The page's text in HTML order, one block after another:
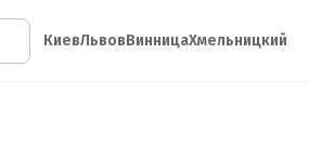
КиевЛьвовВинницаХмельницкий